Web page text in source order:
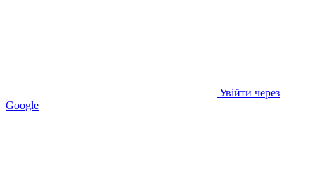
Увійти через
Google